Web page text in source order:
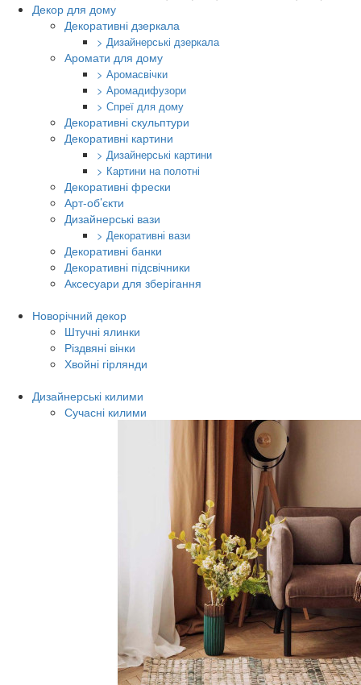
Декор для дому
Декоративні дзеркала
> Дизайнерські дзеркала
Аромати для дому
> Аромасвічки
> Аромадифузори
> Спреї для дому
Декоративні скульптури
Декоративні картини
> Дизайнерські картини
> Картини на полотні
Декоративні фрески
Арт-об’єкти
Дизайнерські вази
> Декоративні вази
Декоративні банки
Декоративні підсвічники
Аксесуари для зберігання
Новорічний декор
Штучні ялинки
Різдвяні вінки
Хвойні гірлянди
Дизайнерські килими
Сучасні килими